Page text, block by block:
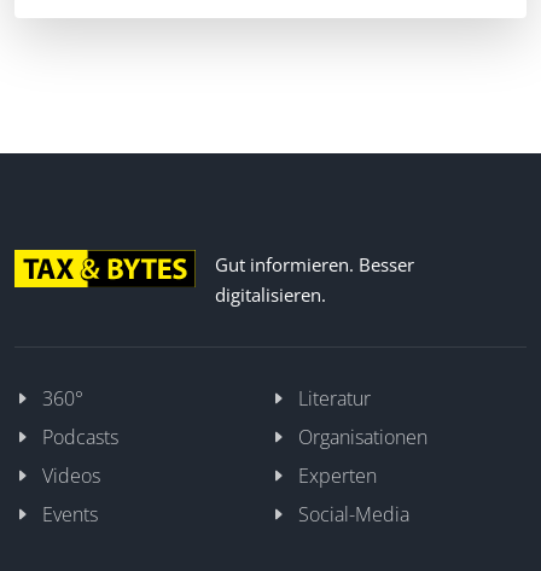
Gut informieren. Besser
digitalisieren.
360°
Literatur
Podcasts
Organisationen
Videos
Experten
Events
Social-Media